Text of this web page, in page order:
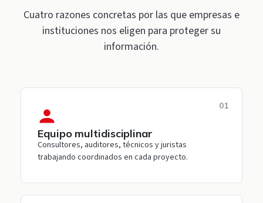
Cuatro razones concretas por las que empresas e
instituciones nos eligen para proteger su
información.
01
Equipo multidisciplinar
Consultores, auditores, técnicos y juristas
trabajando coordinados en cada proyecto.